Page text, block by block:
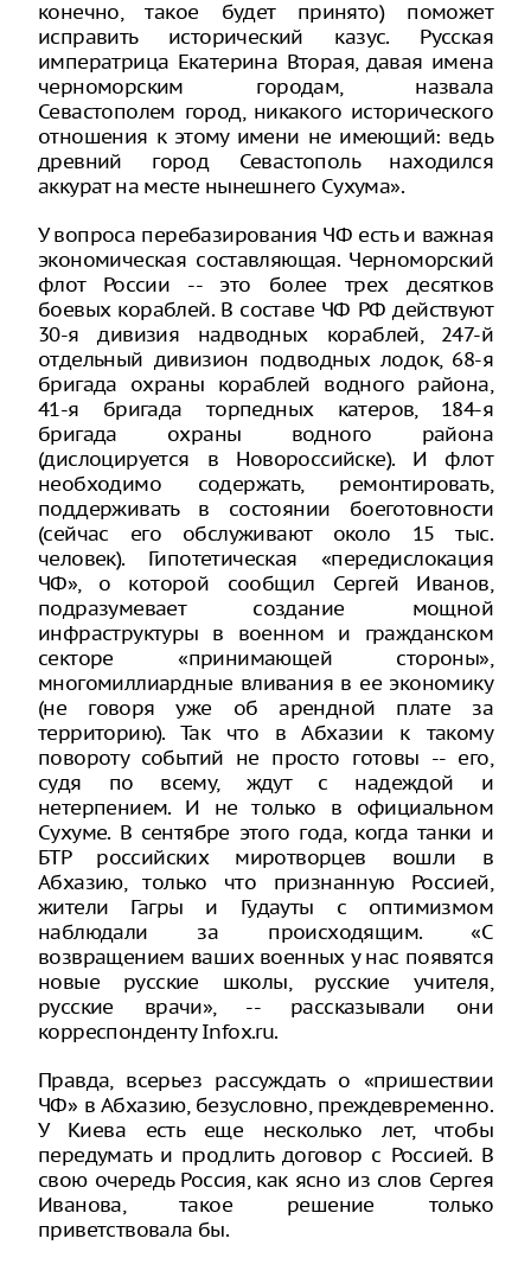
конечно, такое будет принято) поможет
исправить исторический казус. Русская
императрица Екатерина Вторая, давая имена
черноморским городам, назвала
Севастополем город, никакого исторического
отношения к этому имени не имеющий: ведь
древний город Севастополь находился
аккурат на месте нынешнего Сухума».
У вопроса перебазирования ЧФ есть и важная
экономическая составляющая. Черноморский
флот России -- это более трех десятков
боевых кораблей. В составе ЧФ РФ действуют
30-я дивизия надводных кораблей, 247-й
отдельный дивизион подводных лодок, 68-я
бригада охраны кораблей водного района,
41-я бригада торпедных катеров, 184-я
бригада охраны водного района
(дислоцируется в Новороссийске). И флот
необходимо содержать, ремонтировать,
поддерживать в состоянии боеготовности
(сейчас его обслуживают около 15 тыс.
человек). Гипотетическая «передислокация
ЧФ», о которой сообщил Сергей Иванов,
подразумевает создание мощной
инфраструктуры в военном и гражданском
секторе «принимающей стороны»,
многомиллиардные вливания в ее экономику
(не говоря уже об арендной плате за
территорию). Так что в Абхазии к такому
повороту событий не просто готовы -- его,
судя по всему, ждут с надеждой и
нетерпением. И не только в официальном
Сухуме. В сентябре этого года, когда танки и
БТР российских миротворцев вошли в
Абхазию, только что признанную Россией,
жители Гагры и Гудауты с оптимизмом
наблюдали за происходящим. «С
возвращением ваших военных у нас появятся
новые русские школы, русские учителя,
русские врачи», -- рассказывали они
корреспонденту Infox.ru.
Правда, всерьез рассуждать о «пришествии
ЧФ» в Абхазию, безусловно, преждевременно.
У Киева есть еще несколько лет, чтобы
передумать и продлить договор с Россией. В
свою очередь Россия, как ясно из слов Сергея
Иванова, такое решение только
приветствовала бы.